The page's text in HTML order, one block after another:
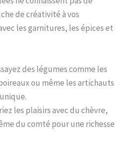
de créativité à vos
les garnitures, les épices et
des légumes comme les
ou même les artichauts
les plaisirs avec du chèvre,
du comté pour une richesse